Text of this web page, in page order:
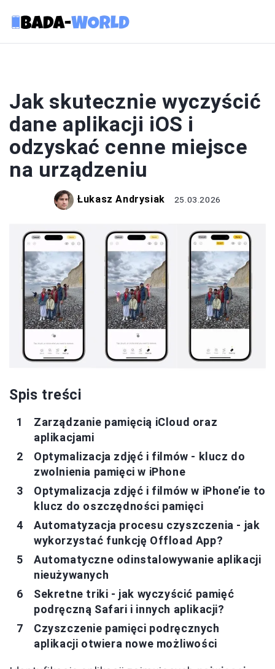
Jak skutecznie wyczyścić
dane aplikacji iOS i
odzyskać cenne miejsce
na urządzeniu
Łukasz Andrysiak 25.03.2026
Spis treści
Zarządzanie pamięcią iCloud oraz
aplikacjami
Optymalizacja zdjęć i filmów - klucz do
zwolnienia pamięci w iPhone
Optymalizacja zdjęć i filmów w iPhone’ie to
klucz do oszczędności pamięci
Automatyzacja procesu czyszczenia - jak
wykorzystać funkcję Offload App?
Automatyczne odinstalowywanie aplikacji
nieużywanych
Sekretne triki - jak wyczyścić pamięć
podręczną Safari i innych aplikacji?
Czyszczenie pamięci podręcznych
aplikacji otwiera nowe możliwości